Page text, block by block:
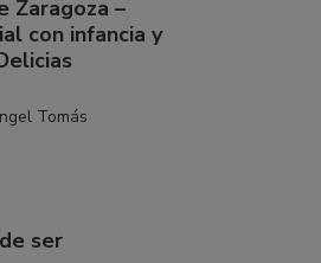
Zaragoza –
con infancia y
Tomás
ser